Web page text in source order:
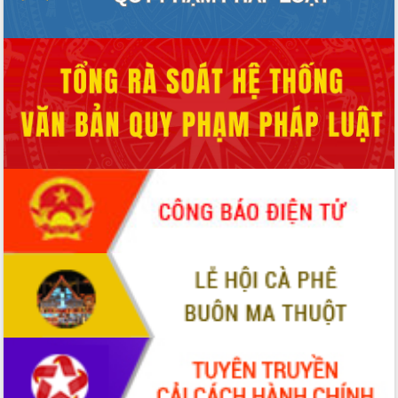
Đảng bộ tỉnh Đắk Lắk lần thứ I, nhiệm
Đắk Lắk hoàn thành mục tiêu xóa nhà
tạm, nhà dột nát năm 2025
Phiên trù bị Đại hội đại biểu Đảng bộ
tỉnh Đắk Lắk lần thứ I, nhiệm kỳ 2025-
2030
Hiệp hội Doanh nhân Đắk Lắk cần tiên
phong trong chuyển đổi số, kiến tạo
môi trường kinh doanh công bằng,
minh bạch
Họp Ban Chỉ đạo Quốc gia về chống
khai thác hải sản bất hợp pháp, không
báo cáo và không theo quy định
Đại hội Đảng bộ cấp cơ sở góp phần
vào thanh công Đại hội đại biểu Đảng
bộ tỉnh lần thứ nhất, nhiệm kỳ 2025-
Lực lượng vũ trang tỉnh Đắk Lắk kỷ
niệm 80 năm thành lập và đón nhận
Huân chương Bảo vệ Tổ quốc hạng Nhì